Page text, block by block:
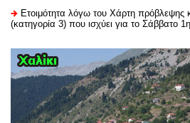
Ετοιμότητα λόγω του Χάρτη πρόβλεψης
(κατηγορία 3) που ισχύει για το Σάββατο